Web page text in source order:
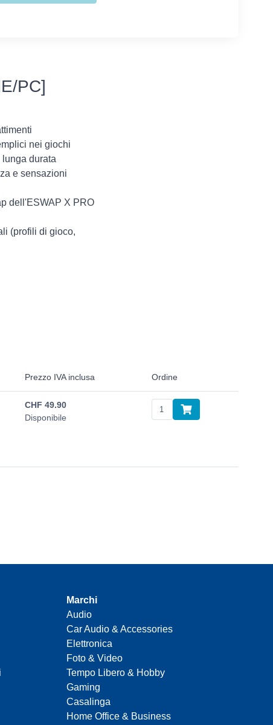
PC]
nei giochi
durata
e sensazioni
dell'ESWAP X PRO
(profili di gioco,
Prezzo IVA inclusa Ordine
CHF 49.90
Disponibile
Marchi
Audio
Car Audio & Accessories
Elettronica
Foto & Video
Tempo Libero & Hobby
Gaming
Casalinga
Home Office & Business